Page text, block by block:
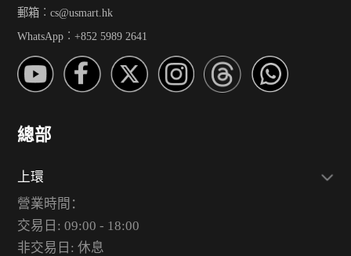
郵箱︰cs@usmart.hk
WhatsApp︰+852 5989 2641
總部
上環
營業時間：
交易日: 09:00 - 18:00
非交易日: 休息